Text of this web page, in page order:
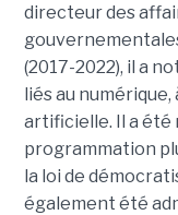
directeur des
(2017-2022), il a
liés au
artificielle. Il a été
programmation
la loi de
également été